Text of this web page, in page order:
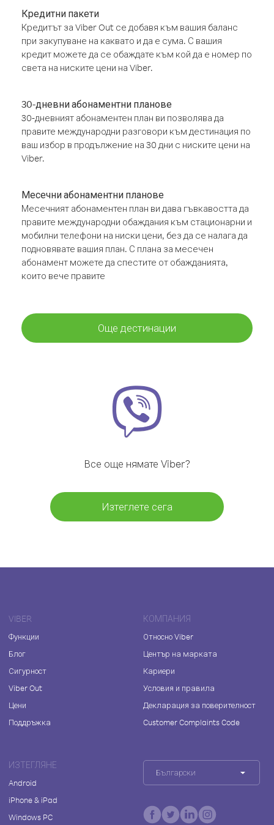
Кредитни пакети
Кредитът за Viber Out се добавя към вашия баланс
при закупуване на каквато и да е сума. С вашия
кредит можете да се обаждате към кой да е номер по
света на ниските цени на Viber.
30-дневни абонаментни планове
30-дневният абонаментен план ви позволява да
правите международни разговори към дестинация по
ваш избор в продължение на 30 дни с ниските цени на
Viber.
Месечни абонаментни планове
Месечният абонаментен план ви дава гъвкавостта да
правите международни обаждания към стационарни и
мобилни телефони на ниски цени, без да се налага да
подновявате вашия план. С плана за месечен
абонамент можете да спестите от обажданията,
които вече правите
Още дестинации
Все още нямате Viber?
Изтеглете сега
VIBER
Функции
Блог
Сигурност
Viber Out
Цени
Поддръжка
КОМПАНИЯ
Относно Viber
Център на марката
Кариери
Условия и правила
Декларация за поверителност
Customer Complaints Code
ИЗТЕГЛЯНЕ
Android
iPhone & iPad
Windows PC
Български